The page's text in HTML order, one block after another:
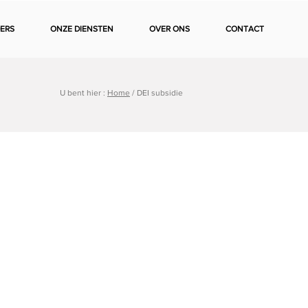
ONZE DIENSTEN OVER ONS CONTACT
U bent hier : Home / DEI subsidie